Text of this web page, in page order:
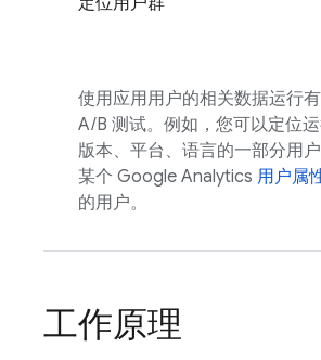
使用应用用户的相关数据运行
A/B 测试。例如，您可以定位
版本、平台、语言的一部分用
某个 Google Analytics 用户属
的用户。
工作原理